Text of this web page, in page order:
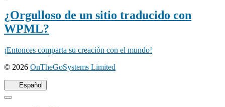
¿Orgulloso de un sitio traducido con
WPML?
¡Entonces comparta su creación con el mundo!
© 2026 OnTheGoSystems Limited
Español